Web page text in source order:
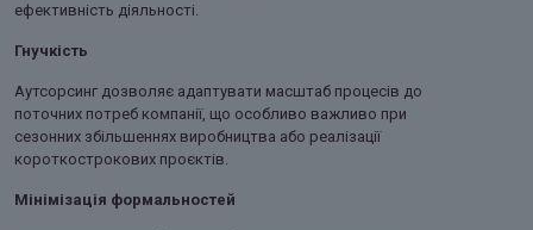
ефективність діяльності.
Гнучкість
Аутсорсинг дозволяє адаптувати масштаб процесів до
поточних потреб компанії, що особливо важливо при
сезонних збільшеннях виробництва або реалізації
короткострокових проєктів.
Мінімізація формальностей